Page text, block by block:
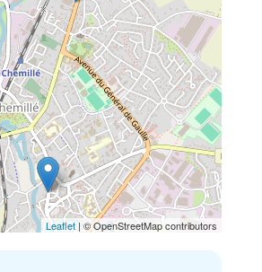
Leaflet | © OpenStreetMap contributors